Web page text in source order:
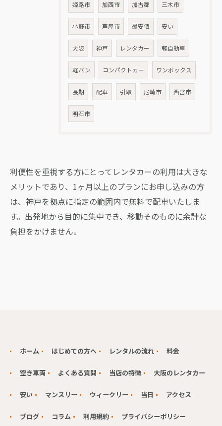
姫路市 加西市 加古郡 三木市
小野市 芦屋市 最安値 安い
大阪 神戸 レンタカー 軽自動車
軽バン コンパクトカー ワンボックス
長期 配車 引取 尼崎市 西宮市
明石市
利便性を重視する方にとってレンタカーの利用は大きな
メリットであり、1ヶ月以上のプランにお申し込みの方
は、神戸を拠点に指定の範囲内で無料で配車いたしま
す。出発地から目的に集中でき、移動そのものに余計な
負担をかけません。
ホーム はじめての方へ レンタルの流れ 料金
空き車両 よくある質問 当店の特徴 大阪のレンタカー
安い マンスリー ウィークリー 当日 アクセス
ブログ コラム 利用規約 プライバシーポリシー
お問い合わせはこちら